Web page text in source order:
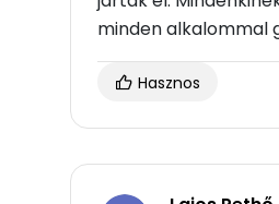
minden alkalommal
Hasznos